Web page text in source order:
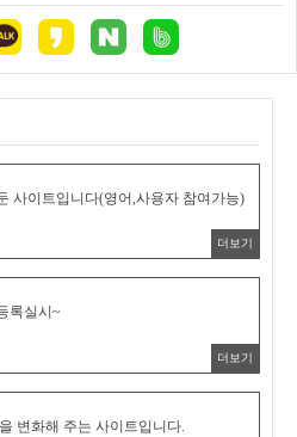
사이트입니다(영어,사용자 참여가능)
더보기
록실시~
더보기
변화해 주는 사이트입니다.